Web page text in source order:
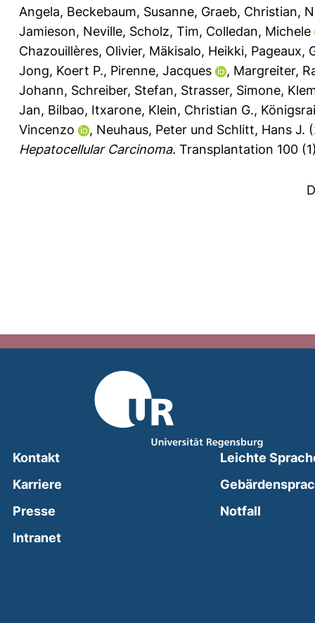
Angela, Beckebaum, Susanne, Graeb, Christian,
Jamieson, Neville, Scholz, Tim, Colledan, Michele
Chazouillères, Olivier, Mäkisalo, Heikki, Pageaux,
Jong, Koert P., Pirenne, Jacques , Margreiter,
Johann, Schreiber, Stefan, Strasser, Simone,
Jan, Bilbao, Itxarone, Klein, Christian G.,
Vincenzo
, Neuhaus, Peter und Schlitt, Hans J.
Hepatocellular Carcinoma. Transplantation 100
Kontakt
Karriere
Presse
Intranet(external link, opens in a new window)
Leichte
Notfall